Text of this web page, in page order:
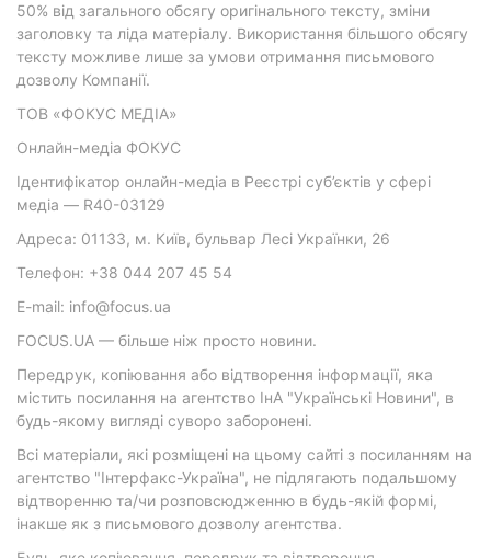
50% від загального обсягу оригінального тексту, зміни
заголовку та ліда матеріалу. Використання більшого обсягу
тексту можливе лише за умови отримання письмового
дозволу Компанії.
ТОВ «ФОКУС МЕДІА»
Онлайн-медіа ФОКУС
Ідентифікатор онлайн-медіа в Реєстрі суб’єктів у сфері
медіа — R40-03129
Адреса: 01133, м. Київ, бульвар Лесі Українки, 26
Телефон: +38 044 207 45 54
E-mail: info@focus.ua
FOCUS.UA — більше ніж просто новини.
Передрук, копіювання або відтворення інформації, яка
містить посилання на агентство ІнА "Українські Новини", в
будь-якому вигляді суворо заборонені.
Всі матеріали, які розміщені на цьому сайті з посиланням на
агентство "Інтерфакс-Україна", не підлягають подальшому
відтворенню та/чи розповсюдженню в будь-якій формі,
інакше як з письмового дозволу агентства.